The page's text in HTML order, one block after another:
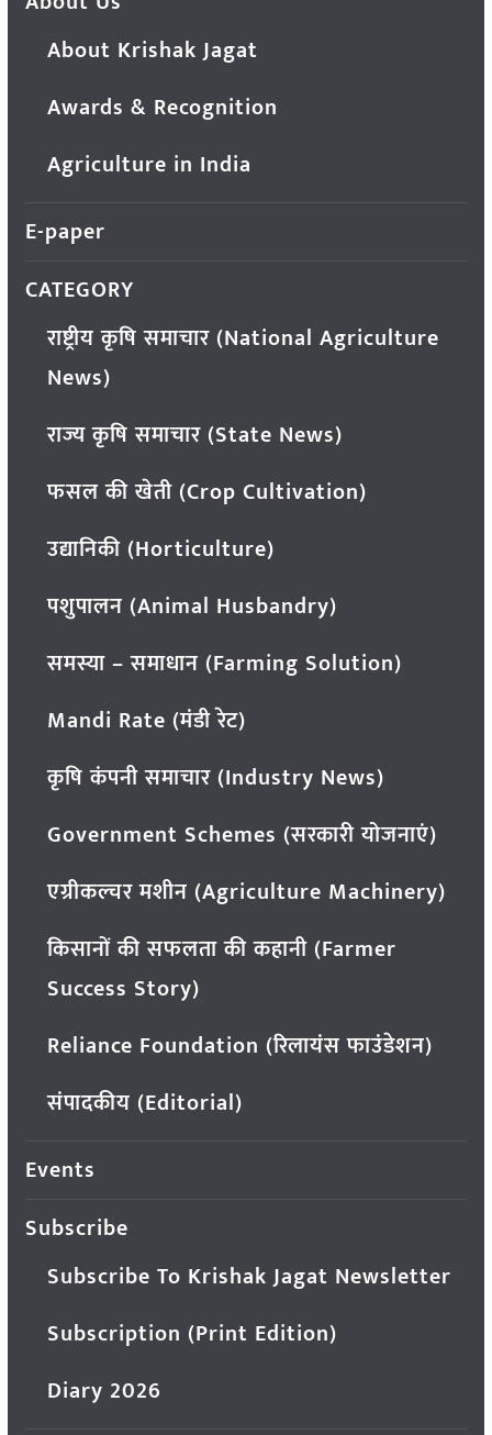
About Krishak Jagat
Awards & Recognition
Agriculture in India
E-paper
CATEGORY
राष्ट्रीय कृषि समाचार (National Agriculture
News)
राज्य कृषि समाचार (State News)
फसल की खेती (Crop Cultivation)
उद्यानिकी (Horticulture)
पशुपालन (Animal Husbandry)
समस्या – समाधान (Farming Solution)
Mandi Rate (मंडी रेट)
कृषि कंपनी समाचार (Industry News)
Government Schemes (सरकारी योजनाएं)
एग्रीकल्चर मशीन (Agriculture Machinery)
किसानों की सफलता की कहानी (Farmer
Success Story)
Reliance Foundation (रिलायंस फाउंडेशन)
संपादकीय (Editorial)
Events
Subscribe
Subscribe To Krishak Jagat Newsletter
Subscription (Print Edition)
Diary 2026